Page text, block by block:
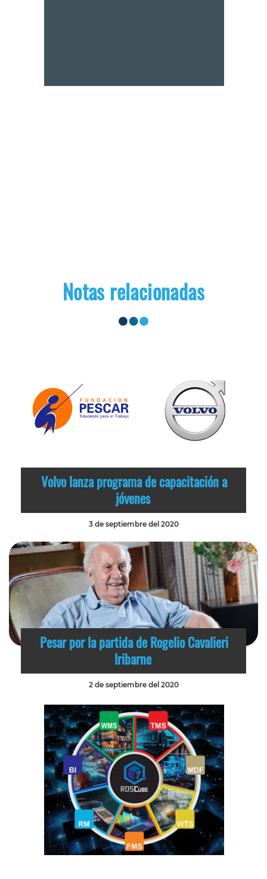
Notas relacionadas
Volvo lanza programa de capacitación a
jóvenes
3 de septiembre del 2020
Pesar por la partida de Rogelio Cavalieri
Iribarne
2 de septiembre del 2020